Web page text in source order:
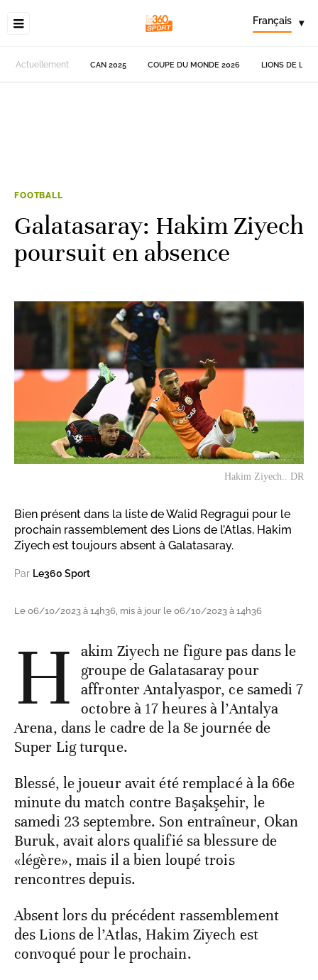
Français ▾
Actuellement CAN 2025 COUPE DU MONDE 2026 LIONS DE
FOOTBALL
Galatasaray: Hakim Ziyech
poursuit en absence
Hakim Ziyech.. DR
Bien présent dans la liste de Walid Regragui pour le
prochain rassemblement des Lions de l’Atlas, Hakim
Ziyech est toujours absent à Galatasaray.
Par Le360 Sport
Le 06/10/2023 à 14h36, mis à jour le 06/10/2023 à 14h36
H
akim Ziyech ne figure pas dans le
groupe de Galatasaray pour
affronter Antalyaspor, ce samedi 7
octobre à 17 heures à l’Antalya
Arena, dans le cadre de la 8e journée de
Super Lig turque.
Blessé, le joueur avait été remplacé à la 66e
minute du match contre Başakşehir, le
samedi 23 septembre. Son entraîneur, Okan
Buruk, avait alors qualifié sa blessure de
«légère», mais il a bien loupé trois
rencontres depuis.
Absent lors du précédent rassemblement
des Lions de l’Atlas, Hakim Ziyech est
convoqué pour le prochain.